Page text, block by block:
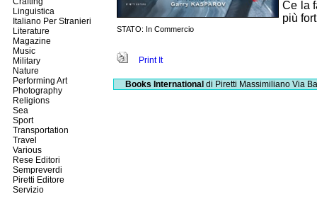
Ce la
più
STATO: In Commercio
Print It
Linguistica
Italiano Per Stranieri
Literature
Magazine
Music
Military
Nature
Performing Art
Photography
Religions
Sea
Sport
Transportation
Travel
Various
Rese Editori
Sempreverdi
Piretti Editore
Servizio
Books International di Piretti Massimiliano Via